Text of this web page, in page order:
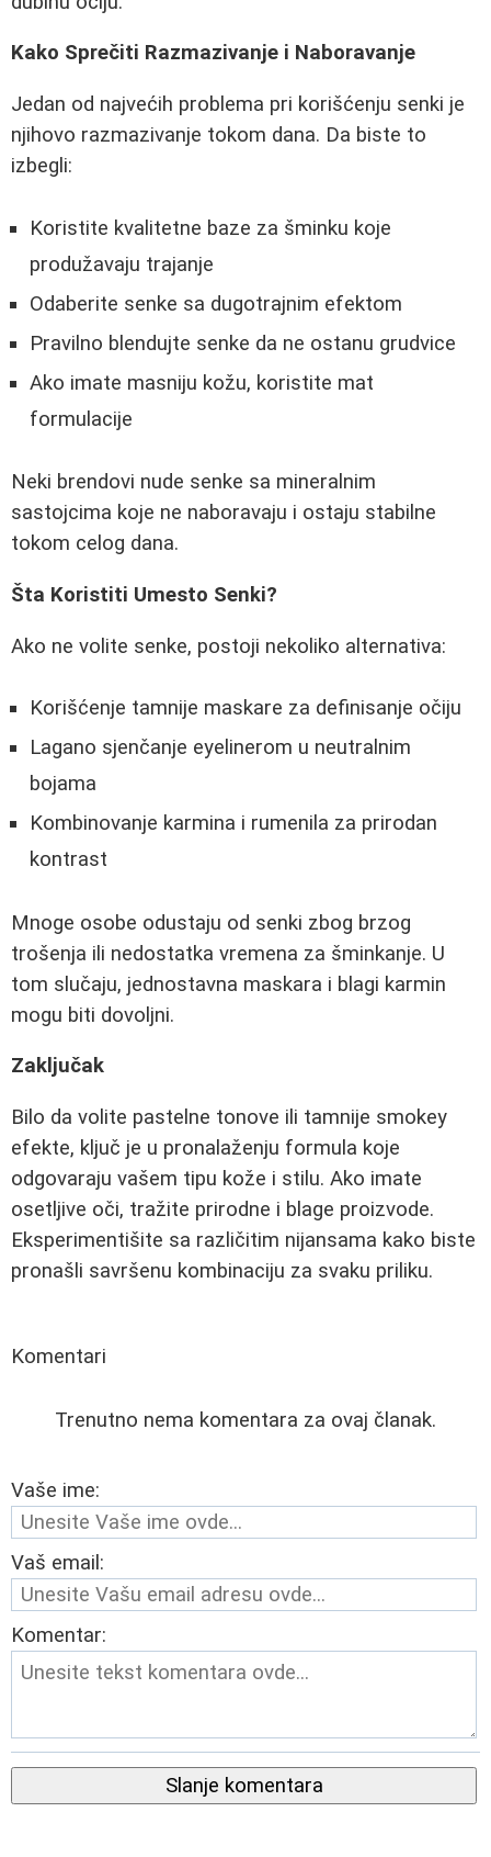
Kako Sprečiti Razmazivanje i Naboravanje
Jedan od najvećih problema pri korišćenju senki je
njihovo razmazivanje tokom dana. Da biste to
izbegli:
Koristite kvalitetne baze za šminku koje
produžavaju trajanje
Odaberite senke sa dugotrajnim efektom
Pravilno blendujte senke da ne ostanu grudvice
Ako imate masniju kožu, koristite mat
formulacije
Neki brendovi nude senke sa mineralnim
sastojcima koje ne naboravaju i ostaju stabilne
tokom celog dana.
Šta Koristiti Umesto Senki?
Ako ne volite senke, postoji nekoliko alternativa:
Korišćenje tamnije maskare za definisanje očiju
Lagano sjenčanje eyelinerom u neutralnim
bojama
Kombinovanje karmina i rumenila za prirodan
kontrast
Mnoge osobe odustaju od senki zbog brzog
trošenja ili nedostatka vremena za šminkanje. U
tom slučaju, jednostavna maskara i blagi karmin
mogu biti dovoljni.
Zaključak
Bilo da volite pastelne tonove ili tamnije smokey
efekte, ključ je u pronalaženju formula koje
odgovaraju vašem tipu kože i stilu. Ako imate
osetljive oči, tražite prirodne i blage proizvode.
Eksperimentišite sa različitim nijansama kako biste
pronašli savršenu kombinaciju za svaku priliku.
Komentari
Trenutno nema komentara za ovaj članak.
Vaše ime:
Vaš email:
Komentar:
Slanje komentara